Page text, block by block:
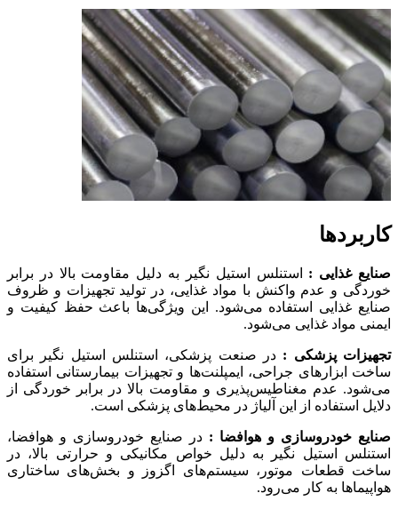
کاربردها
صنایع غذایی :
استنلس استیل نگیر به دلیل مقاومت بالا در برابر
خوردگی و عدم واکنش با مواد غذایی، در تولید تجهیزات و ظروف
صنایع غذایی استفاده می‌شود. این ویژگی‌ها باعث حفظ کیفیت و
ایمنی مواد غذایی می‌شود.
تجهیزات پزشکی : در صنعت پزشکی، استنلس استیل نگیر برای
ساخت ابزارهای جراحی، ایمپلنت‌ها و تجهیزات بیمارستانی استفاده
می‌شود. عدم مغناطیس‌پذیری و مقاومت بالا در برابر خوردگی از
دلایل استفاده از این آلیاژ در محیط‌های پزشکی است.
صنایع خودروسازی و هوافضا : در صنایع خودروسازی و هوافضا،
استنلس استیل نگیر به دلیل خواص مکانیکی و حرارتی بالا، در
ساخت قطعات موتور، سیستم‌های اگزوز و بخش‌های ساختاری
هواپیماها به کار می‌رود.